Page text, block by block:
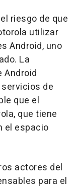
riesgo de que
utilizar
Android, uno
La
Android
de
que el
que tiene
el espacio
actores del
para el